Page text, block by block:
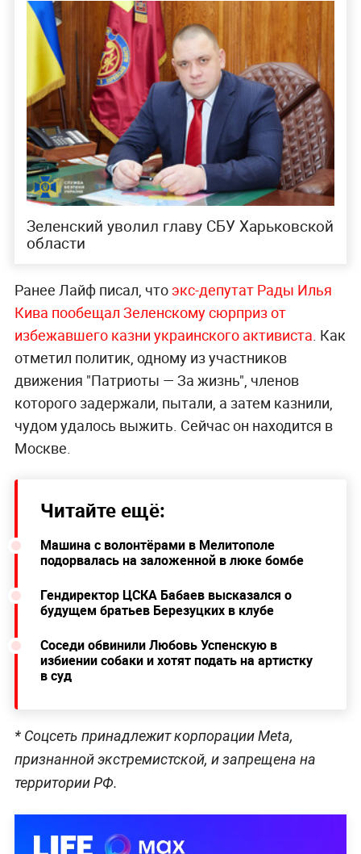
Зеленский уволил главу СБУ Харьковской
области
Ранее Лайф писал, что экс-депутат Рады Илья
Кива пообещал Зеленскому сюрприз от
избежавшего казни украинского активиста. Как
отметил политик, одному из участников
движения "Патриоты — За жизнь", членов
которого задержали, пытали, а затем казнили,
чудом удалось выжить. Сейчас он находится в
Москве.
Читайте ещё:
Машина с волонтёрами в Мелитополе
подорвалась на заложенной в люке бомбе
Гендиректор ЦСКА Бабаев высказался о
будущем братьев Березуцких в клубе
Соседи обвинили Любовь Успенскую в
избиении собаки и хотят подать на артистку
в суд
* Соцсеть принадлежит корпорации Meta,
признанной экстремистской, и запрещена на
территории РФ.